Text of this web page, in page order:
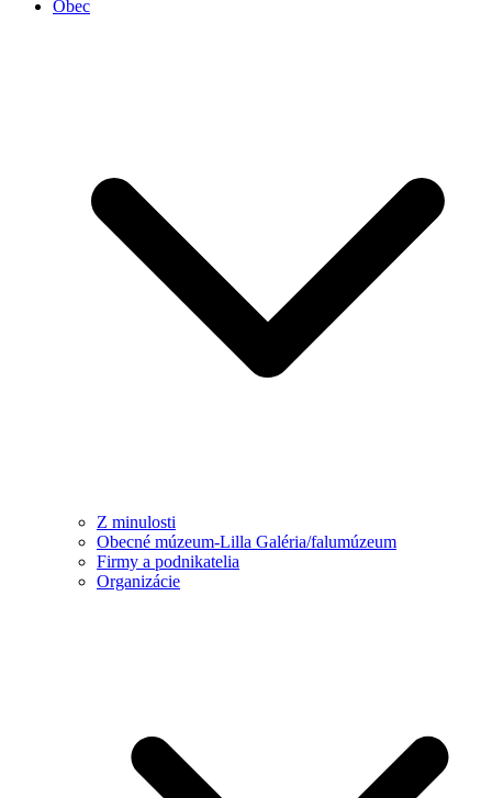
Obec
Z minulosti
Obecné múzeum-Lilla Galéria/falumúzeum
Firmy a podnikatelia
Organizácie